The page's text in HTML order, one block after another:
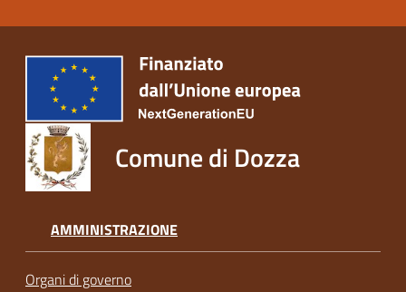
Comune di Dozza
AMMINISTRAZIONE
Organi di governo